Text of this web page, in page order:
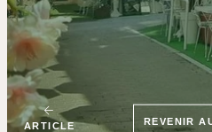
ARTICLE
REVENIR